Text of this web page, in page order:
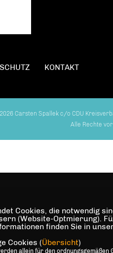
KONTAKT
Carsten Spallek c/o CDU
Alle Rechte
Cookies, die notwendig
(Website-Optmierung).
finden Sie in
Cookies (Übersicht)
allein für den ordnungsgemäßen